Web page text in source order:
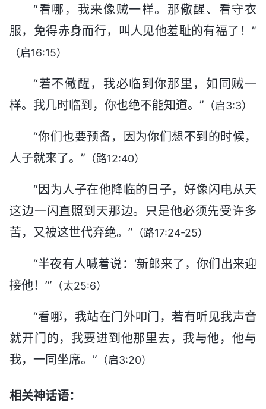
“看哪，我来像贼一样。那儆醒、看守衣
服，免得赤身而行，叫人见他羞耻的有福了！”
（启16:15）
“若不儆醒，我必临到你那里，如同贼一
样。我几时临到，你也绝不能知道。” （启3:3）
“你们也要预备，因为你们想不到的时候，
人子就来了。” （路12:40）
“因为人子在他降临的日子，好像闪电从天
这边一闪直照到天那边。只是他必须先受许多
苦，又被这世代弃绝。” （路17:24-25）
“半夜有人喊着说：‘新郎来了，你们出来迎
接他！’” （太25:6）
“看哪，我站在门外叩门，若有听见我声音
就开门的，我要进到他那里去，我与他，他与
我，一同坐席。” （启3:20）
相关神话语：